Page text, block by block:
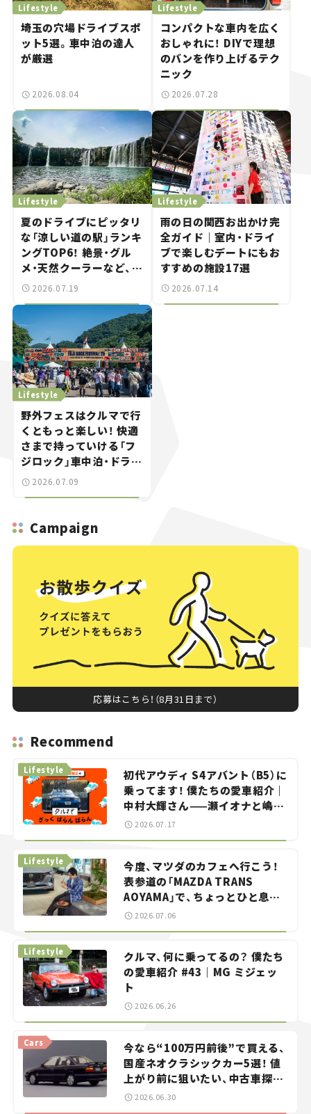
Lifestyle
埼玉の穴場ドライブスポ
ット5選。車中泊の達人
が厳選
2026.08.04
Lifestyle
コンパクトな車内を広く
おしゃれに！ DIYで理想
のバンを作り上げるテク
ニック
2026.07.28
Lifestyle
夏のドライブにピッタリ
な「涼しい道の駅」ランキ
ングTOP6！ 絶景・グル
メ・天然クーラーなど、避
暑におすすめのスポット
推し駅ガイド】vol.15
2026.07.19
Lifestyle
雨の日の関西お出かけ完
全ガイド｜室内・ドライ
ブで楽しむデートにもお
すすめの施設17選
2026.07.14
Lifestyle
野外フェスはクルマで行
くともっと楽しい！ 快適
さまで持っていける「フ
ジロック」車中泊・ドライ
ブガイド。
2026.07.09
Campaign
応募はこちら！（8月31日まで）
Recommend
初代アウディ S4アバント（B5）に
乗ってます！ 僕たちの愛車紹介｜
中村大輝さん——瀬イオナと嶋田
智之の「クルマでざっくばらんば
らん！」＃20
Lifestyle
2026.07.17
今度、マツダのカフェへ行こう！
表参道の「MAZDA TRANS
AOYAMA」で、ちょっとひと息。
——連載｜CCGとクルマでどうす
Lifestyle
2026.07.06
クルマ、何に乗ってるの？ 僕たち
の愛車紹介 #43｜MG ミジェッ
ト
Lifestyle
2026.06.26
今なら“100万円前後”で買える、
国産ネオクラシックカー5選！ 値
上がり前に狙いたい、中古車探し
をお手伝い――ちょっとイケてるマ
Cars
2026.06.30